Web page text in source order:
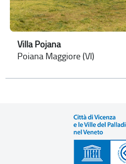
Villa Pojana
Poiana Maggiore (VI)